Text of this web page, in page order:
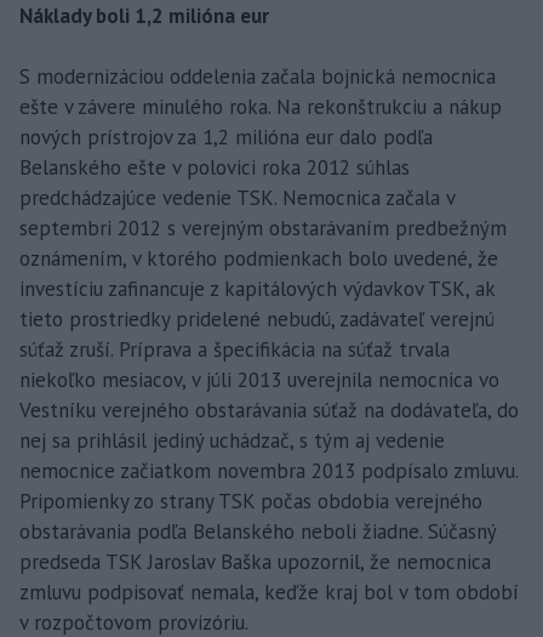
Náklady boli 1,2 milióna eur
S modernizáciou oddelenia začala bojnická nemocnica
ešte v závere minulého roka. Na rekonštrukciu a nákup
nových prístrojov za 1,2 milióna eur dalo podľa
Belanského ešte v polovici roka 2012 súhlas
predchádzajúce vedenie TSK. Nemocnica začala v
septembri 2012 s verejným obstarávaním predbežným
oznámením, v ktorého podmienkach bolo uvedené, že
investíciu zafinancuje z kapitálových výdavkov TSK, ak
tieto prostriedky pridelené nebudú, zadávateľ verejnú
súťaž zruší. Príprava a špecifikácia na súťaž trvala
niekoľko mesiacov, v júli 2013 uverejnila nemocnica vo
Vestníku verejného obstarávania súťaž na dodávateľa, do
nej sa prihlásil jediný uchádzač, s tým aj vedenie
nemocnice začiatkom novembra 2013 podpísalo zmluvu.
Pripomienky zo strany TSK počas obdobia verejného
obstarávania podľa Belanského neboli žiadne. Súčasný
predseda TSK Jaroslav Baška upozornil, že nemocnica
zmluvu podpisovať nemala, keďže kraj bol v tom období
v rozpočtovom provizóriu.